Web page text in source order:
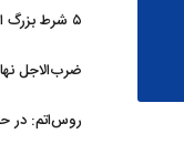
۵ شرط بزرگ
ضرب‌الاجل
روس‌اتم: در